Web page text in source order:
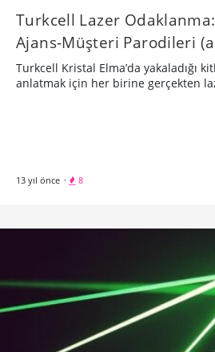
Turkcell Lazer
Ajans-Müşteri Parodileri
Turkcell Kristal Elma’da yakaladığı
anlatmak için her birine gerçekten
13 yıl önce · 8